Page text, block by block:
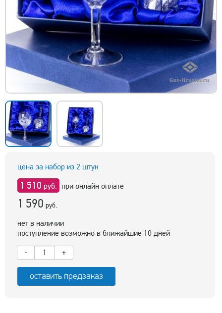
цена за набор из 2 штук
1 510 руб. при онлайн оплате
1 590 руб.
нет в наличии
поступление возможно в ближайшие 10 дней
-
+
оставить предзаказ